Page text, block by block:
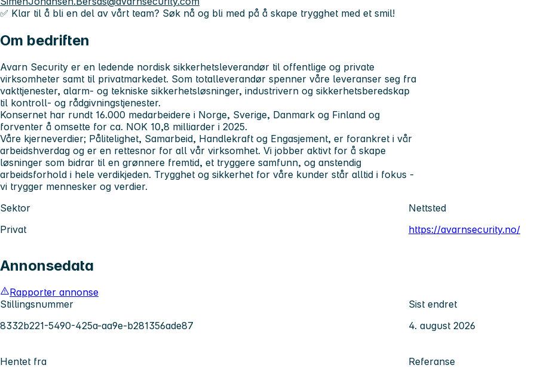
✅ Klar til å bli en del av vårt team? Søk nå og bli med på å skape trygghet med et smil!
Om bedriften
Avarn Security er en ledende nordisk sikkerhetsleverandør til offentlige og private
virksomheter samt til privatmarkedet. Som totalleverandør spenner våre leveranser seg fra
vakttjenester, alarm- og tekniske sikkerhetsløsninger, industrivern og sikkerhetsberedskap
til kontroll- og rådgivningstjenester.
Konsernet har rundt 16.000 medarbeidere i Norge, Sverige, Danmark og Finland og
forventer å omsette for ca. NOK 10,8 milliarder i 2025.
Våre kjerneverdier; Pålitelighet, Samarbeid, Handlekraft og Engasjement, er forankret i vår
arbeidshverdag og er en rettesnor for all vår virksomhet. Vi jobber aktivt for å skape
løsninger som bidrar til en grønnere fremtid, et tryggere samfunn, og anstendig
arbeidsforhold i hele verdikjeden. Trygghet og sikkerhet for våre kunder står alltid i fokus -
vi trygger mennesker og verdier.
Sektor
Privat
Nettsted
https://avarnsecurity.no/
Annonsedata
Rapporter annonse
Stillingsnummer
8332b221-5490-425a-aa9e-b281356ade87
Sist endret
4. august 2026
Hentet fra
Referanse